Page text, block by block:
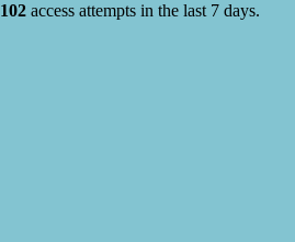
102 access attempts in the last 7 days.